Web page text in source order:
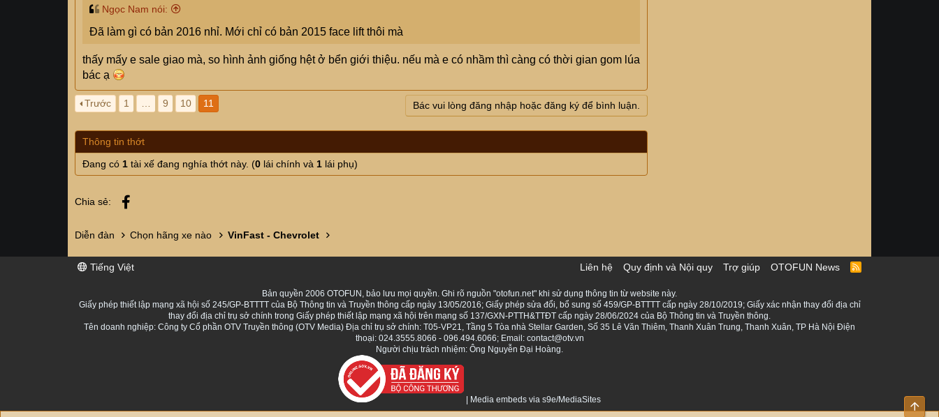
Ngọc Nam nói:
Đã làm gì có bản 2016 nhỉ. Mới chỉ có bản 2015 face lift thôi mà
thấy mấy e sale giao mà, so hình ảnh giống hệt ở bển giới thiệu. nếu mà e có nhầm thì càng có thời gian gom lúa
bác ạ
Trước 1 9 10 11 Bác vui lòng đăng nhập hoặc đăng ký để bình luận.
Thông tin thớt
Đang có 1 tài xế đang nghía thớt này. (0 lái chính và 1 lái phụ)
Chia sẻ:
Diễn đàn Chọn hãng xe nào VinFast - Chevrolet
Tiếng Việt Liên hệ Quy định và Nội quy Trợ giúp OTOFUN News
R
Bản quyền 2006 OTOFUN, bảo lưu mọi quyền. Ghi rõ nguồn "otofun.net" khi sử dụng thông tin từ website này.
Giấy phép thiết lập mạng xã hội số 245/GP-BTTTT của Bộ Thông tin và Truyền thông cấp ngày 13/05/2016; Giấy phép sửa đổi, bổ sung số 459/GP-BTTTT cấp ngày 28/10/2019; Giấy xác nhận thay đổi địa chỉ
thay đổi địa chỉ trụ sở chính trong Giấy phép thiết lập mạng xã hội trên mạng số 137/GXN-PTTH&TTĐT cấp ngày 28/06/2024 của Bộ Thông tin và Truyền thông.
Tên doanh nghiệp: Công ty Cổ phần OTV Truyền thông (OTV Media) Địa chỉ trụ sở chính: T05-VP21, Tầng 5 Tòa nhà Stellar Garden, Số 35 Lê Văn Thiêm, Thanh Xuân Trung, Thanh Xuân, TP Hà Nội Điện
thoại: 024.3555.8066 - 096.494.6066; Email: contact@otv.vn
Người chịu trách nhiệm: Ông Nguyễn Đại Hoàng.
Media embeds via s9e/MediaSites
Top